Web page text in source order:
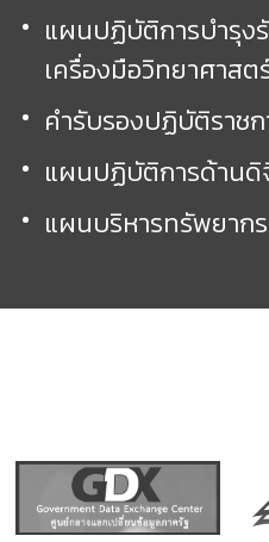
แผนปฏิบัติการบำรุง
เครื่องมือวิทยาศาสต
คำรับรองปฏิบัติราชก
แผนปฏิบัติการด้านดิ
แผนบริหารทรัพยาก